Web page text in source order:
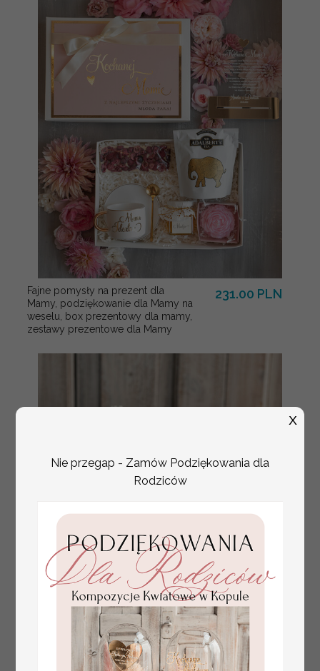
Fajne pomysły na prezent dla
Mamy, podziękowanie dla Mamy na
weselu, box prezentowy dla mamy,
zestawy prezentowe dla Mamy
231.00 PLN
tłoczone winietki ślubne,
ślubne wizytówki winietki
na stół weselny, złote
lub srebrne napisy
tłoczone kwiaty na
winietkach ślubnych
2.4 PLN/3.00 PLN
Nie przegap - Zamów Podziękowania dla
Rodziców
X